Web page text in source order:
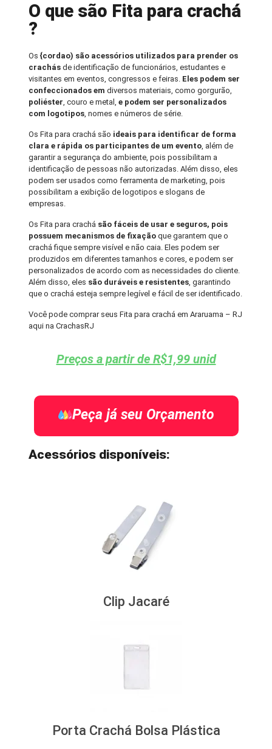
O que são Fita para crachá
?
Os {cordao) são acessórios utilizados para prender os
crachás de identificação de funcionários, estudantes e
visitantes em eventos, congressos e feiras. Eles podem ser
confeccionados emdiversos materiais, como gorgurão,
poliéster, couro e metal,e podem ser personalizados
com logotipos, nomes e números de série.
Os Fita para crachá são ideais para identificar de forma
clara e rápida os participantes de um evento, além de
garantir a segurança do ambiente, pois possibilitam a
identificação de pessoas não autorizadas. Além disso, eles
podem ser usados como ferramenta de marketing, pois
possibilitam a exibição de logotipos e slogans de
empresas.
Os Fita para crachá são fáceis de usar e seguros, pois
possuem mecanismos de fixação que garantem que o
crachá fique sempre visível e não caia. Eles podem ser
produzidos em diferentes tamanhos e cores, e podem ser
personalizados de acordo com as necessidades do cliente.
Além disso, eles são duráveis e resistentes, garantindo
que o crachá esteja sempre legível e fácil de ser identificado.
Você pode comprar seus Fita para crachá em Araruama – RJ
aqui na CrachasRJ
Preços a partir de R$1,99 unid
Peça já seu Orçamento
Acessórios disponíveis:
Clip Jacaré
Porta Crachá Bolsa Plástica